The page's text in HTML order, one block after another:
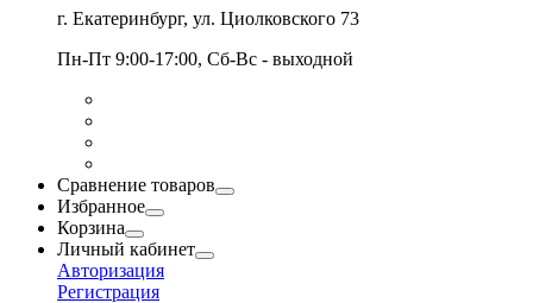
г. Екатеринбург, ул. Циолковского 73
Пн-Пт 9:00-17:00, Сб-Вс - выходной
Сравнение товаров
Избранное
Корзина
Личный кабинет
Авторизация
Регистрация